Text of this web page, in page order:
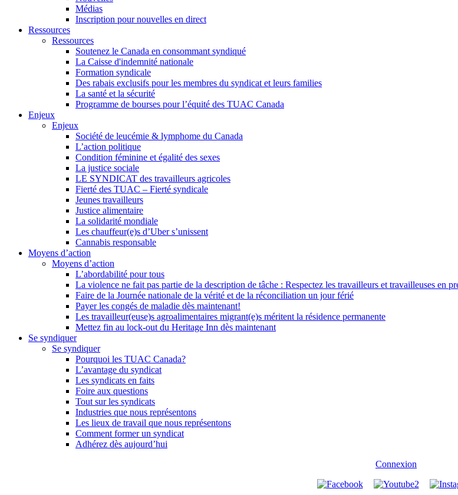
Médias
Inscription pour nouvelles en direct
Ressources
Ressources
Soutenez le Canada en consommant syndiqué
La Caisse d'indemnité nationale
Formation syndicale
Des rabais exclusifs pour les membres du syndicat et leurs families
La santé et la sécurité
Programme de bourses pour l’équité des TUAC Canada
Enjeux
Enjeux
Société de leucémie & lymphome du Canada
L’action politique
Condition féminine et égalité des sexes
La justice sociale
LE SYNDICAT des travailleurs agricoles
Fierté des TUAC – Fierté syndicale
Jeunes travailleurs
Justice alimentaire
La solidarité mondiale
Les chauffeur(e)s d’Uber s’unissent
Cannabis responsable
Moyens d’action
Moyens d’action
L’abordabilité pour tous
La violence ne fait pas partie de la description de tâche : Respectez les travailleurs et travailleuses en
Faire de la Journée nationale de la vérité et de la réconciliation un jour férié
Payer les congés de maladie dès maintenant!
Les travailleur(euse)s agroalimentaires migrant(e)s méritent la résidence permanente
Mettez fin au lock-out du Heritage Inn dès maintenant
Se syndiquer
Se syndiquer
Pourquoi les TUAC Canada?
L’avantage du syndicat
Les syndicats en faits
Foire aux questions
Tout sur les syndicats
Industries que nous représentons
Les lieux de travail que nous représentons
Comment former un syndicat
Adhérez dès aujourd’hui
Connexion